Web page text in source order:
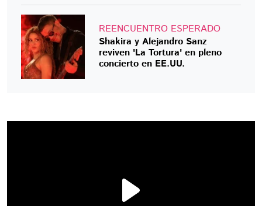
REENCUENTRO ESPERADO
Shakira y Alejandro Sanz
reviven 'La Tortura' en pleno
concierto en EE.UU.